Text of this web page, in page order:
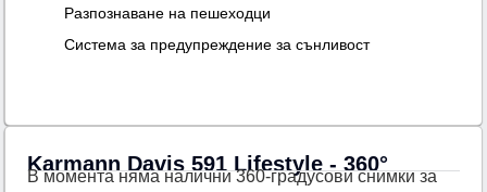
Разпознаване на пешеходци
Система за предупреждение за сънливост
Karmann Davis 591 Lifestyle - 360°
В момента няма налични 360-градусови снимки за